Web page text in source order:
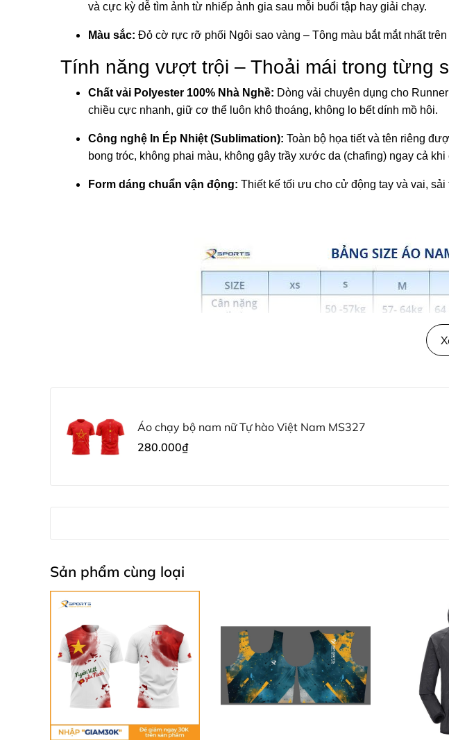
và cực kỳ dễ tìm ảnh từ nhiếp ảnh gia sau mỗi buổi tập hay giải chạy.
Màu sắc: Đỏ cờ rực rỡ phối Ngôi sao vàng – Tông màu bắt mắt nhất
Tính năng vượt trội – Thoải mái trong từng
Chất vải Polyester 100% Nhà Nghề: Dòng vải chuyên dụng cho
chiều cực nhanh, giữ cơ thể luôn khô thoáng, không lo bết dính mồ hôi.
Công nghệ In Ép Nhiệt (Sublimation): Toàn bộ họa tiết và tên riêng
bong tróc, không phai màu, không gây trầy xước da (chafing) ngay cả
Form dáng chuẩn vận động: Thiết kế tối ưu cho cử động tay và vai,
XSPORTS.vn
– Thời trang thể thao cao cấp, hệ sinh thái đồ chạy bộ qua
phẩm chất lượng "lì lợm", mang lại sự tự tin và thoải mái tuyệt đối trên mọi
🎁 Chương trình "CHẠY DƯỚI LÁ CỜ
🔥ĐẶC QUYỀN: MIỄN PHÍ IN TÊN RIÊNG
Áo chạy bộ nam nữ Tự hào Việt Nam MS327
280.000₫
Sản phẩm cùng loại